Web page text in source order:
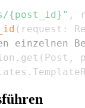
{post_id}" ,
( request :
einzelnen
. get ( Post ,
.